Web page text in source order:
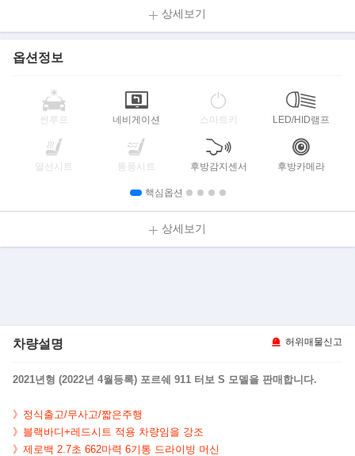
상세보기
옵션정보
썬루프 네비게이션 스마트키 LED/HID램프
열선시트 통풍시트 후방감지센서 후방카메라
핵심옵션
상세보기
차량설명 허위매물신고
2021년형 (2022년 4월등록) 포르쉐 911 터보 S 모델을 판매합니다.
》정식출고/무사고/짧은주행
》블랙바디+레드시트 적용 차량임을 강조
》제로백 2.7초 662마력 6기통 드라이빙 머신